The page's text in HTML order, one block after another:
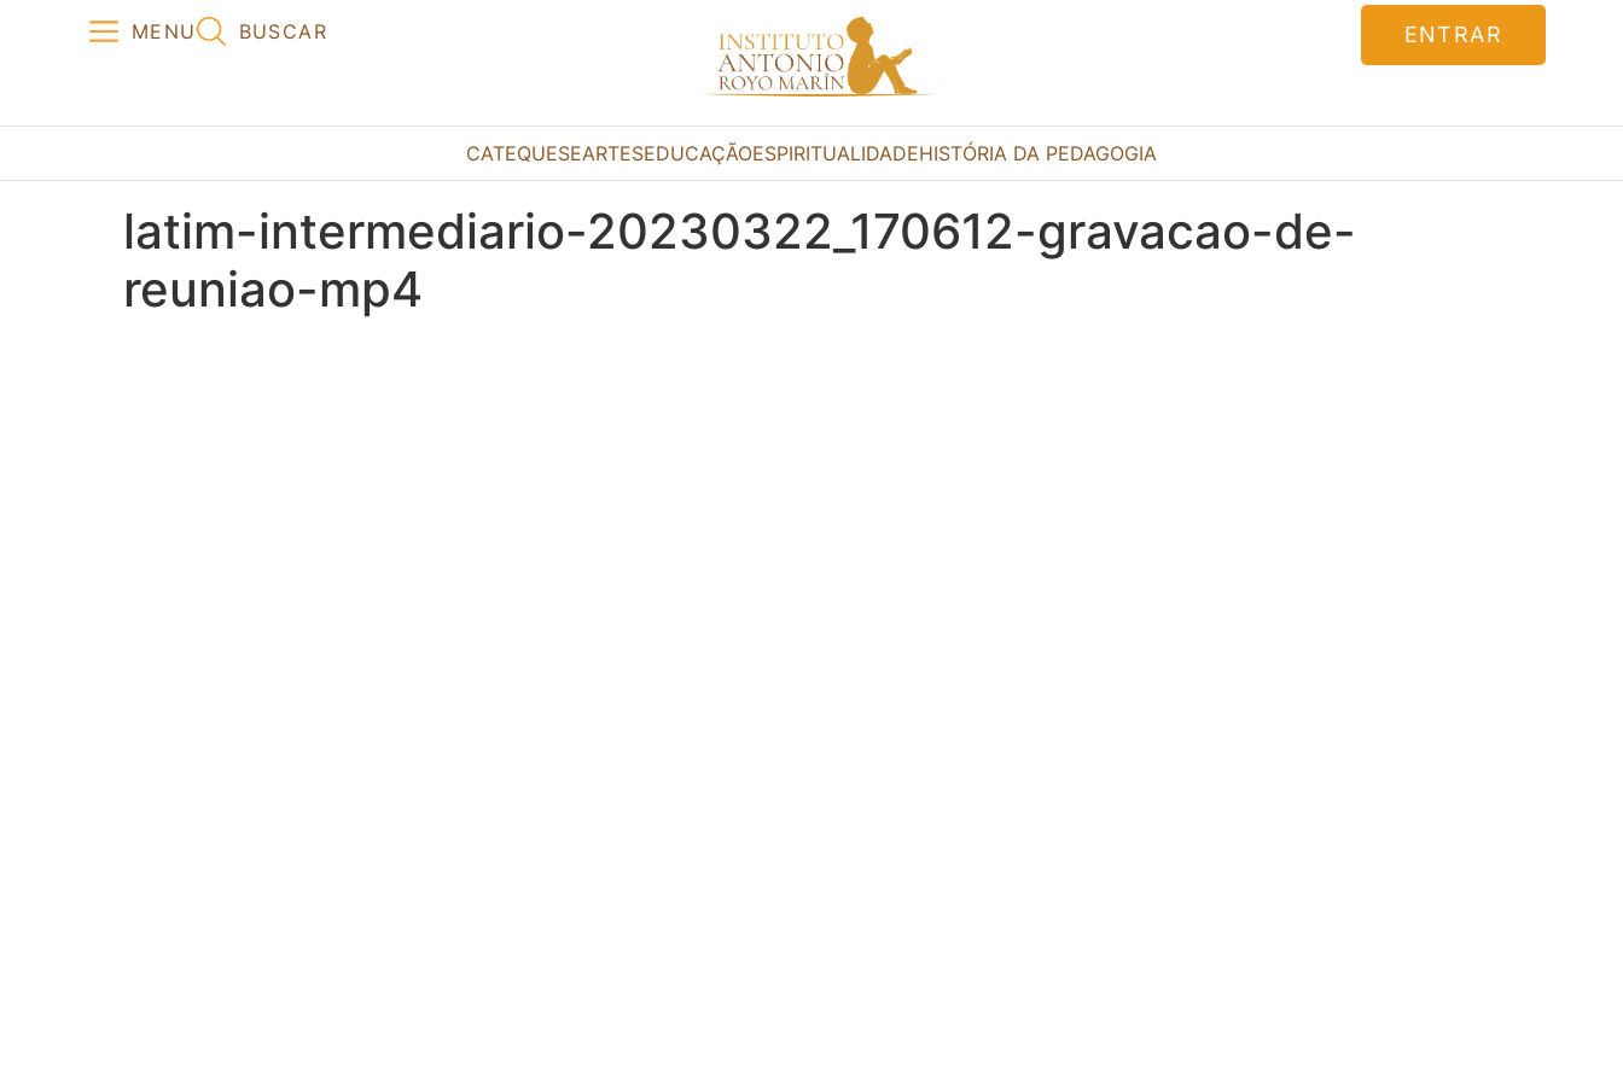
MENU BUSCAR ENTRAR
CATEQUESEARTESEDUCAÇÃOESPIRITUALIDADEHISTÓRIA DA PEDAGOGIA
latim-intermediario-20230322_170612-gravacao-de-
reuniao-mp4